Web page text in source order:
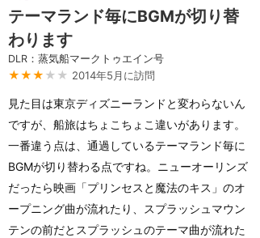
テーマランド毎にBGMが切り替
わります
DLR：蒸気船マークトゥエイン号
★★★ ★★ 2014年5月に訪問
見た目は東京ディズニーランドと変わらないん
ですが、船旅はちょこちょこ違いがあります。
一番違う点は、通過しているテーマランド毎に
BGMが切り替わる点ですね。ニューオーリンズ
だったら映画「プリンセスと魔法のキス」のオ
ープニング曲が流れたり、スプラッシュマウン
テンの前だとスプラッシュのテーマ曲が流れた